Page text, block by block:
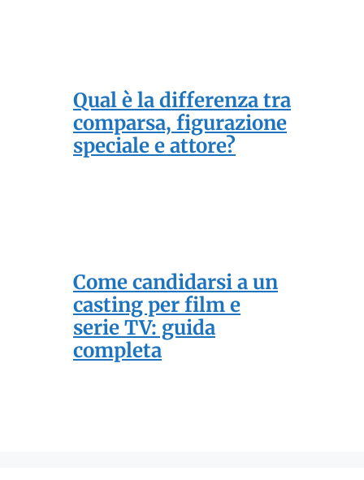
Qual è la differenza tra
comparsa, figurazione
speciale e attore?
Come candidarsi a un
casting per film e
serie TV: guida
completa